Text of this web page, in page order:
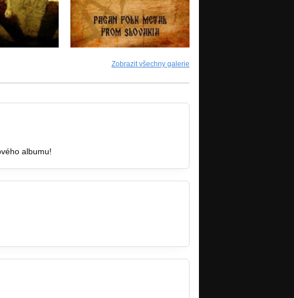
Zobrazit všechny galerie
albumu!